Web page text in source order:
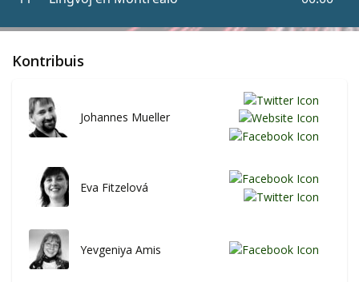
Kontribuis
Johannes Mueller
Eva Fitzelová
Yevgeniya Amis